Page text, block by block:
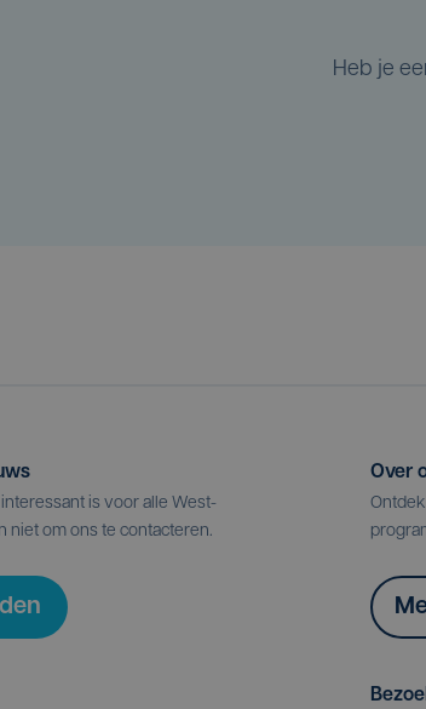
Heb je
is voor alle West-
niet om ons te contacteren.
Over